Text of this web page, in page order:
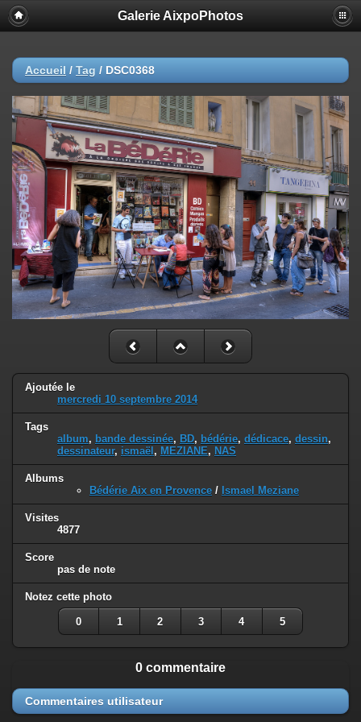
Galerie AixpoPhotos
Accueil / Tag / DSC0368
Ajoutée le
mercredi 10 septembre 2014
Tags
album, bande dessinée, BD, bédérie, dédicace, dessin,
dessinateur, ismaël , MEZIANE, NAS
Albums
Bédérie Aix en Provence / Ismael Meziane
Visites
4877
Score
pas de note
Notez cette photo
0 1 2 3 4 5
0 commentaire
Commentaires utilisateur